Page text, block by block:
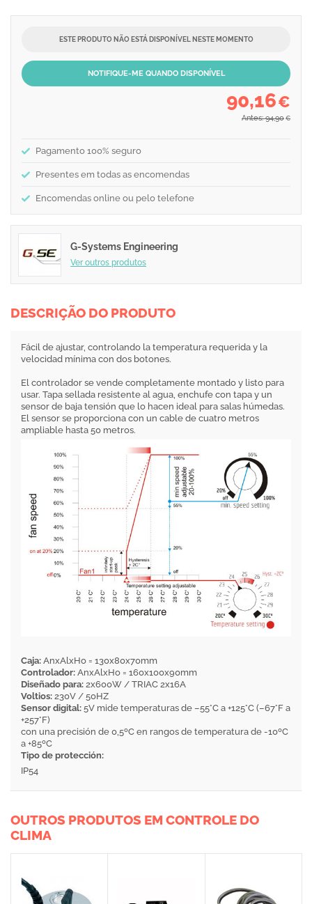
ESTE PRODUTO NÃO ESTÁ DISPONÍVEL NESTE MOMENTO
NOTIFIQUE-ME QUANDO DISPONÍVEL
90,16€
Antes: 94,90 €
Pagamento 100% seguro
Presentes em todas as encomendas
Encomendas online ou pelo telefone
G-Systems Engineering
Ver outros produtos
DESCRIÇÃO DO PRODUTO
Fácil de ajustar, controlando la temperatura requerida y la
velocidad mínima con dos botones.
El controlador se vende completamente montado y listo para
usar. Tapa sellada resistente al agua, enchufe con tapa y un
sensor de baja tensión que lo hacen ideal para salas húmedas.
El sensor se proporciona con un cable de cuatro metros
ampliable hasta 50 metros.
Caja: AnxAlxHo = 130x80x70mm
Controlador: AnxAlxHo = 160x100x90mm
Diseñado para: 2x600W / TRIAC 2x16A
Voltios: 230V / 50HZ
Sensor digital: 5V mide temperaturas de –55°C a +125°C (–67°F a
+257°F)
con una precisión de 0,5ºC en rangos de temperatura de -10ºC
a +85ºC
Tipo de protección:
IP54
OUTROS PRODUTOS EM CONTROLE DO
CLIMA